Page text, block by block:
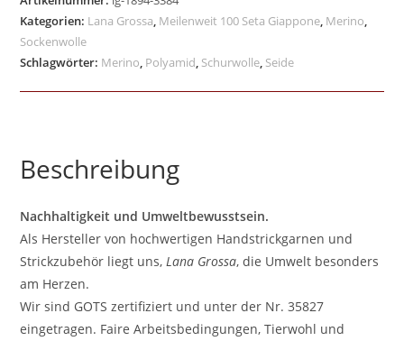
Kategorien: Lana Grossa, Meilenweit 100 Seta Giappone, Merino,
Sockenwolle
Schlagwörter: Merino, Polyamid, Schurwolle, Seide
Beschreibung
Nachhaltigkeit und Umweltbewusstsein.
Als Hersteller von hochwertigen Handstrickgarnen und
Strickzubehör liegt uns,Lana Grossa, die Umwelt besonders
am Herzen.
Wir sind GOTS zertifiziert und unter der Nr. 35827
eingetragen. Faire Arbeitsbedingungen, Tierwohl und